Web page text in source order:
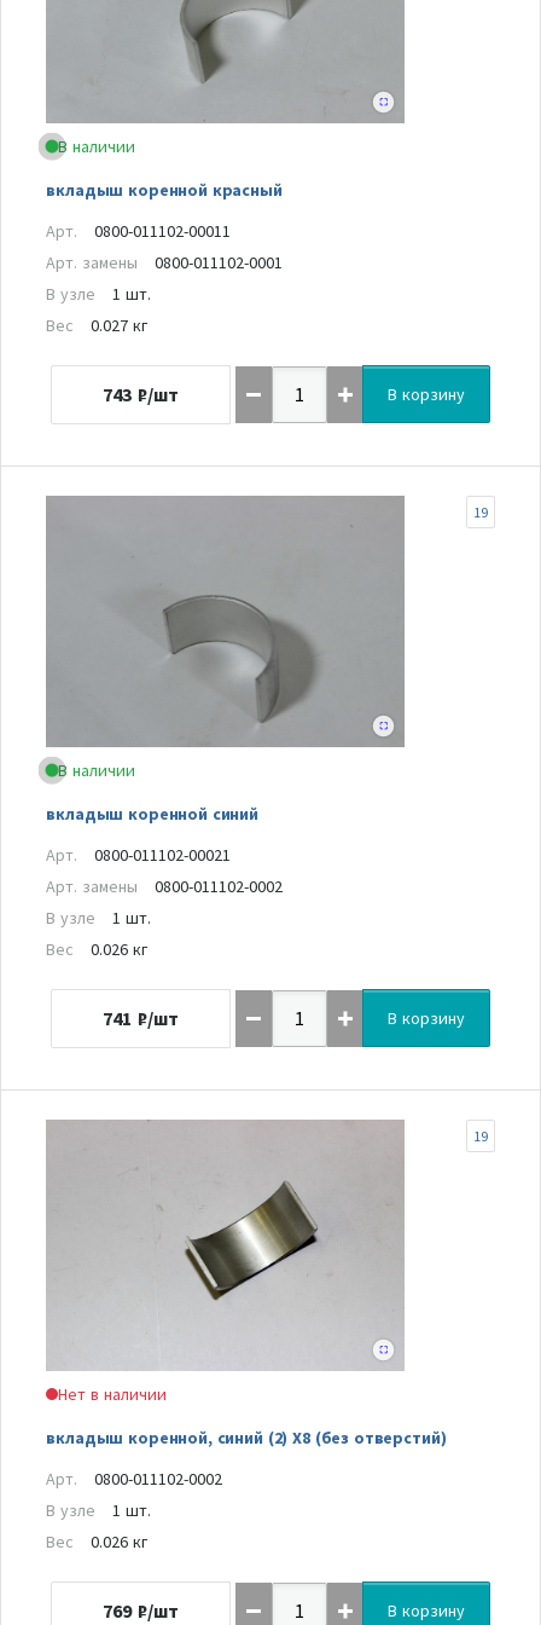
В наличии
вкладыш коренной красный
Арт.
0800-011102-00011
Арт. замены
0800-011102-0001
В узле
1 шт.
Вес
0.027 кг
743 ₽/шт В корзину
В наличии
вкладыш коренной синий
19
Арт.
0800-011102-00021
Арт. замены
0800-011102-0002
В узле
1 шт.
Вес
0.026 кг
741 ₽/шт В корзину
Нет в наличии
вкладыш коренной, синий (2) Х8 (без отверстий)
19
Арт.
0800-011102-0002
В узле
1 шт.
Вес
0.026 кг
769 ₽/шт В корзину